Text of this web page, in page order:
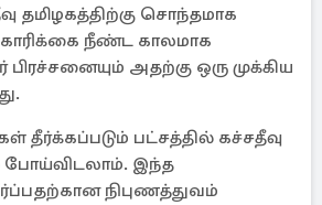
தமிழகத்திற்கு சொந்தமாக
நீண்ட காலமாக
பிரச்சனையும் அதற்கு ஒரு முக்கிய
தீர்க்கப்படும் பட்சத்தில் கச்சதீவு
இந்த
நிபுணத்துவம்